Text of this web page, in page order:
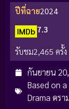
ปีที่ฉาย2024
IMDb 7.3
รับชม2,465 ครั้ง
กันยายน
Based on a
Drama ดรา